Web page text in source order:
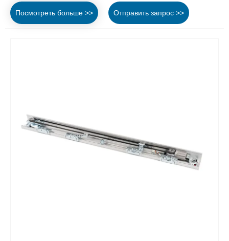
Посмотреть больше >> Отправить запрос >>